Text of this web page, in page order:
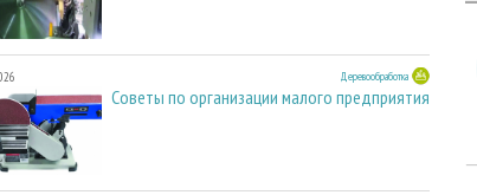
Деревообработка
Советы по организации малого предприятия